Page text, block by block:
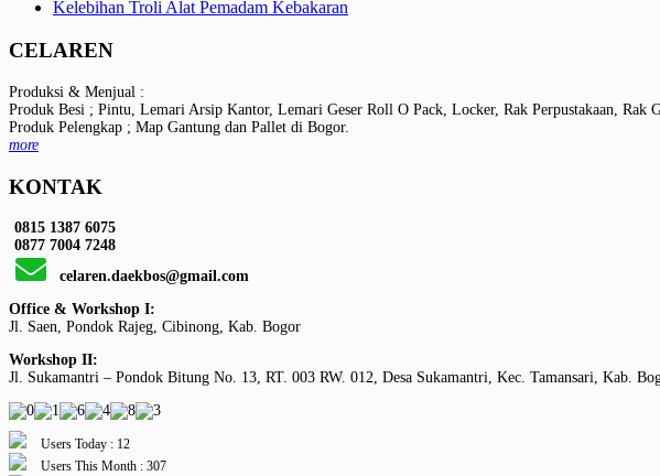
Kelebihan Troli Alat Pemadam Kebakaran
CELAREN
Produksi & Menjual :
Produk Besi ; Pintu, Lemari Arsip Kantor, Lemari Geser Roll O Pack, Locker, Rak Perpustakaan,
Produk Pelengkap ; Map Gantung dan Pallet di Bogor.
more
KONTAK
0815 1387 6075
0877 7004 7248
celaren.daekbos@gmail.com
Office & Workshop I:
Jl. Saen, Pondok Rajeg, Cibinong, Kab. Bogor
Workshop II:
Jl. Sukamantri – Pondok Bitung No. 13, RT. 003 RW. 012, Desa Sukamantri, Kec. Tamansari, Kab.
Users Today : 12
Users This Month : 307